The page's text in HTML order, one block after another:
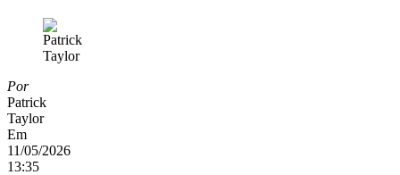
Por
Patrick
Taylor
Em
11/05/2026
13:35